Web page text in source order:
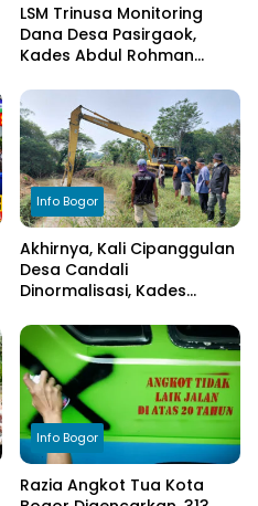
LSM Trinusa Monitoring
Dana Desa Pasirgaok,
Kades Abdul Rohman
Transparansi Pengelolaan
Anggaran
Info Bogor
Akhirnya, Kali Cipanggulan
Desa Candali
Dinormalisasi, Kades
kepada Bupati Bogor
Info Bogor
Razia Angkot Tua Kota